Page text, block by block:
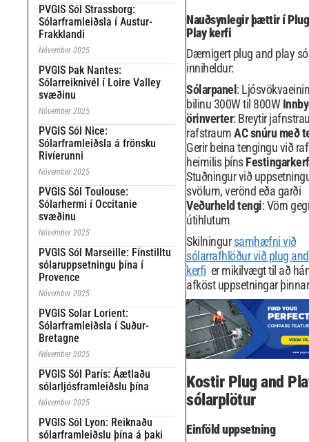
PVGIS Sól Strassborg:
Sólarframleiðsla í Austur-
Frakklandi
Nóvember 2025
PVGIS Þak Nantes:
Sólarreiknivél í Loire Valley
svæðinu
Nóvember 2025
PVGIS Sól Nice:
Sólarframleiðsla á frönsku
Rivíerunni
Nóvember 2025
PVGIS Sól Toulouse:
Sólarhermi í Occitanie
svæðinu
Nóvember 2025
PVGIS Sól Marseille: Fínstilltu
sólaruppsetningu þína í
Provence
Nóvember 2025
PVGIS Solar Lorient:
Sólarframleiðsla í Suður-
Bretagne
Nóvember 2025
PVGIS Sól París: Áætlaðu
sólarljósframleiðslu þína
Nóvember 2025
PVGIS Sól Lyon: Reiknaðu
sólarframleiðslu þína á þaki
Nauðsynlegir þættir í
Play kerfi
Dæmigert plug and play
inniheldur:
Sólarpanel :
bilinu 300W til 800W
örinverter: Breytir
rafstraumAC snúru með
Gerir beina tengingu við
heimilis þíns
Stuðningur við
svölum, verönd eða garði
Veðurheld tengi: Vörn
útihlutum
Skilningursamhæfni við
sólarrafhlöður við plug
kerfi er mikilvægt til að
afköst uppsetningar
Kostir Plug and
sólarplötur
Einföld uppsetning